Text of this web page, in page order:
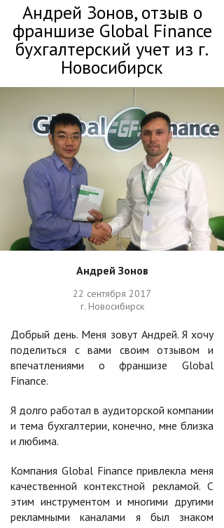
Андрей Зонов, отзыв о
франшизе Global Finance
бухгалтерский учет из г.
Новосибирск
Андрей Зонов
22 сентября 2017
г. Новосибирск
Добрый день. Меня зовут Андрей. Я хочу
поделиться с вами своим отзывом и
впечатлениями о франшизе Global
Finance.
Я долго работал в аудиторской компании
и тема бухгалтерии, конечно, мне близка
и любима.
Компания Global Finance привлекла меня
качественной контекстной рекламой. С
этим инструментом и многими другими
рекламными каналами я был знаком